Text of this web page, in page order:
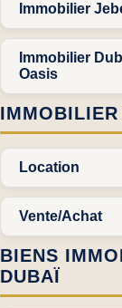
Immobilier
Immobilier
Oasis
Location
Vente/Achat
BIENS
DUBAÏ